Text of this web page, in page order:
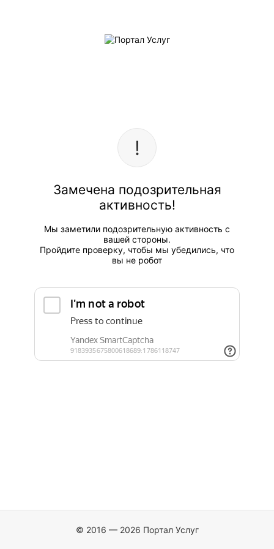
Замечена подозрительная
активность!
Мы заметили подозрительную активность с
вашей стороны.
Пройдите проверку, чтобы мы убедились, что
вы не робот
© 2016 — 2026 Портал Услуг